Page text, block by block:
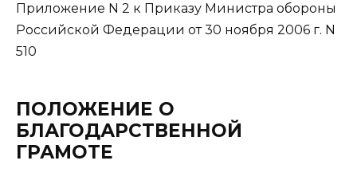
Приложение N 2 к Приказу Министра обороны
Российской Федерации от 30 ноября 2006 г. N
510
ПОЛОЖЕНИЕ О
БЛАГОДАРСТВЕННОЙ
ГРАМОТЕ